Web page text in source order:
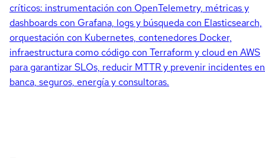
críticos: instrumentación con OpenTelemetry, métricas y
dashboards con Grafana, logs y búsqueda con Elasticsearch,
orquestación con Kubernetes, contenedores Docker,
infraestructura como código con Terraform y cloud en AWS
para garantizar SLOs, reducir MTTR y prevenir incidentes en
banca, seguros, energía y consultoras.